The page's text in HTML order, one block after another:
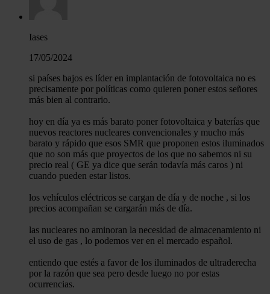
Iases
17/05/2024
si países bajos es líder en implantación de fotovoltaica no es
precisamente por políticas como quieren poner estos señores
más bien al contrario.
hoy en día ya es más barato poner fotovoltaica y baterías que
nuevos reactores nucleares convencionales y mucho más
barato y rápido que esos SMR que proponen estos iluminados
que no son más que proyectos de los que no sabemos ni su
precio real ( GE ya dice que serán todavía más caros ) ni
cuando pueden estar listos.
los vehículos eléctricos se cargan de día y de noche , si los
precios acompañan se cargarán más de día.
las nucleares no aminoran la necesidad de almacenamiento ni
el uso de gas , lo podemos ver en el mercado español.
entiendo que estés a favor de los iluminados de ultraderecha
por la razón que sea pero desde luego no por estas
ocurrencias.